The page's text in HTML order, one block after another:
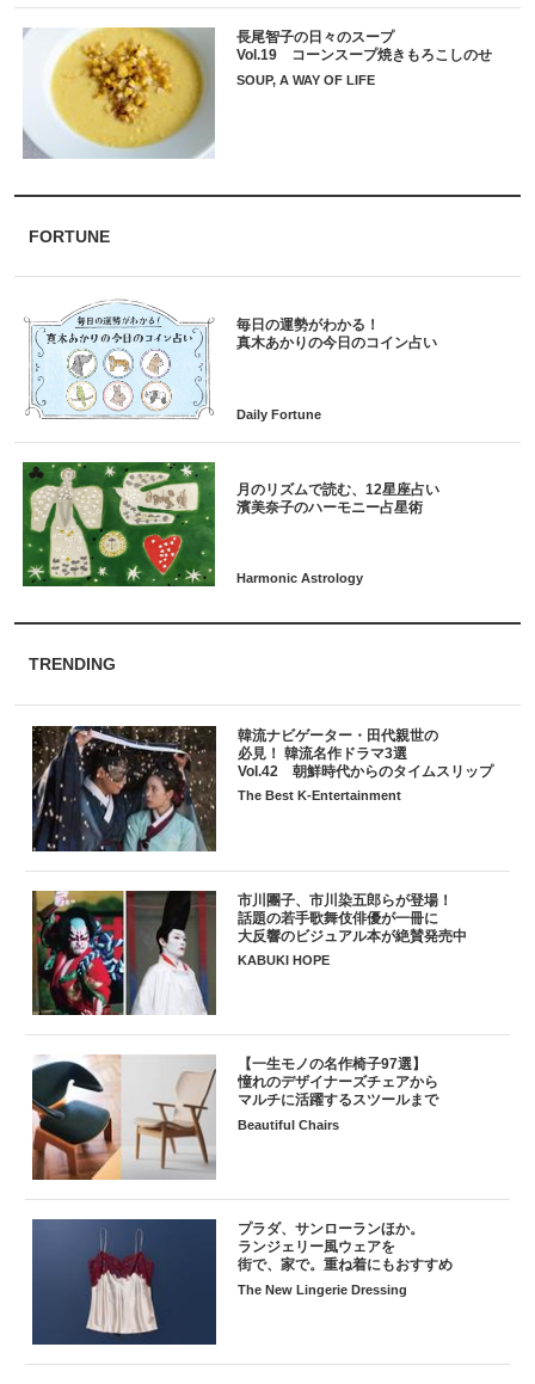
長尾智子の日々のスープ
Vol.19 コーンスープ焼きもろこしのせ
SOUP, A WAY OF LIFE
FORTUNE
毎日の運勢がわかる！
月のリズムで読む、12星座占い
TRENDING
韓流ナビゲーター・田代親世の
必見！ 韓流名作ドラマ3選
Vol.42 朝鮮時代からのタイムスリップ
The Best K-Entertainment
市川團子、市川染五郎らが登場！
話題の若手歌舞伎俳優が一冊に
大反響のビジュアル本が絶賛発売中
KABUKI HOPE
【一生モノの名作椅子97選】
憧れのデザイナーズチェアから
マルチに活躍するスツールまで
Beautiful Chairs
プラダ、サンローランほか。
ランジェリー風ウェアを
街で、家で。重ね着にもおすすめ
The New Lingerie Dressing